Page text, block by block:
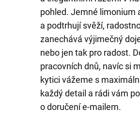
pohled. Jemné limonium
a podtrhují svěží,
zanechává výjimečný
nebo jen tak pro radost.
pracovních dnů, navíc si
kytici vážeme s
každý detail a rádi vám
o doručení e-mailem.